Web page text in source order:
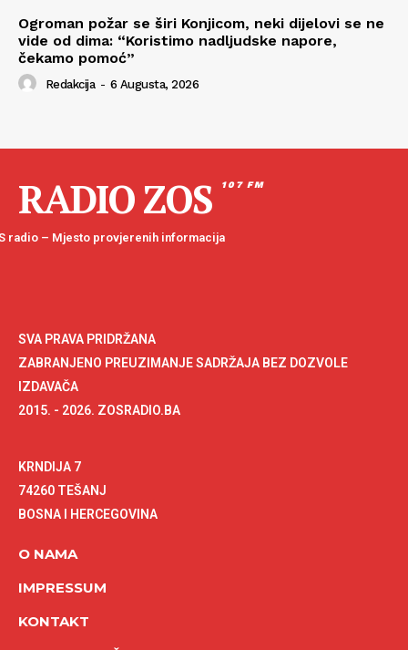
Ogroman požar se širi Konjicom, neki dijelovi se ne
vide od dima: “Koristimo nadljudske napore,
čekamo pomoć”
Redakcija - 6 Augusta, 2026
RADIO ZOS 107 FM
radio – Mjesto provjerenih informacija
SVA PRAVA PRIDRŽANA
ZABRANJENO PREUZIMANJE SADRŽAJA BEZ DOZVOLE
IZDAVAČA
2015. - 2026. ZOSRADIO.BA
KRNDIJA 7
74260 TEŠANJ
BOSNA I HERCEGOVINA
O NAMA
IMPRESSUM
KONTAKT